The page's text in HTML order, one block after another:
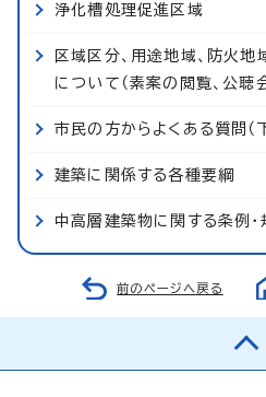
浄化槽処理促進区域
区域区分、用途地域、防火
について（素案の閲覧、公聴
市民の方からよくある質問（
建築に関係する各種要綱
中高層建築物に関する条例・
前のページへ戻る